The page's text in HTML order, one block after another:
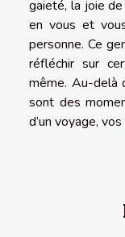
gaieté, la joie de
en vous et
personne. Ce
réfléchir sur
même. Au-delà
sont des
d’un voyage,